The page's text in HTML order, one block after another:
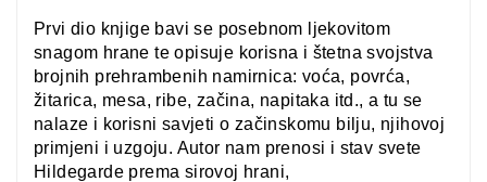
Prvi dio knjige bavi se posebnom ljekovitom
snagom hrane te opisuje korisna i štetna svojstva
brojnih prehrambenih namirnica: voća, povrća,
žitarica, mesa, ribe, začina, napitaka itd., a tu se
nalaze i korisni savjeti o začinskomu bilju, njihovoj
primjeni i uzgoju. Autor nam prenosi i stav svete
Hildegarde prema sirovoj hrani,